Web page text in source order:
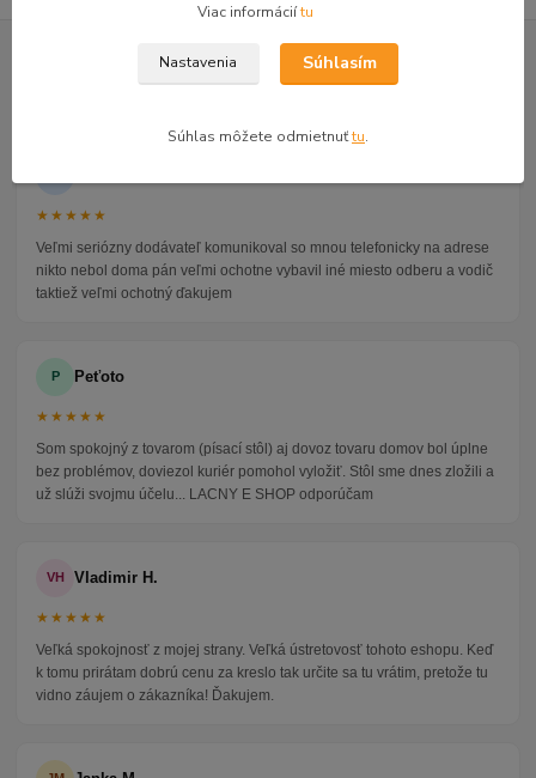
4.9 ★★★★★
★★★★★
Veľmi seriózny dodávateľ komunikoval so mnou telefonicky na adrese
nikto nebol doma pán veľmi ochotne vybavil iné miesto odberu a vodič
taktiež veľmi ochotný ďakujem
P Peťoto
★★★★★
Som spokojný z tovarom (písací stôl) aj dovoz tovaru domov bol úplne
bez problémov, doviezol kuriér pomohol vyložiť. Stôl sme dnes zložili a
už slúži svojmu účelu... LACNY E SHOP odporúčam
VH Vladimir H.
★★★★★
Veľká spokojnosť z mojej strany. Veľká ústretovosť tohoto eshopu. Keď
k tomu prirátam dobrú cenu za kreslo tak určite sa tu vrátim, pretože tu
vidno záujem o zákazníka! Ďakujem.
Viac informáciítu
Nastavenia Súhlasím
Súhlas môžete odmietnuťtu.